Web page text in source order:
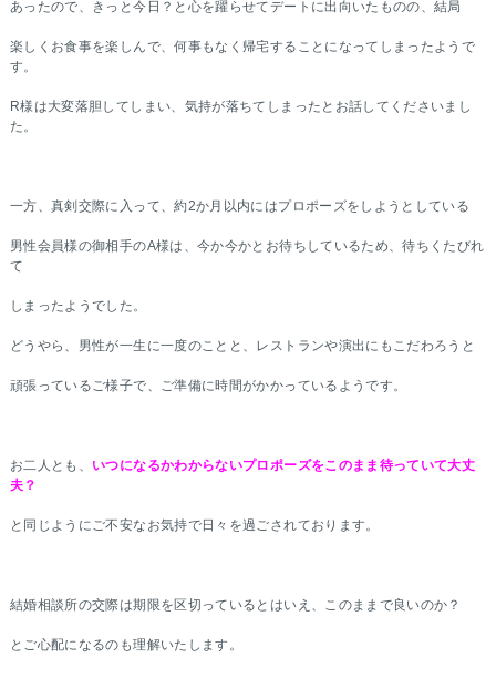
あったので、きっと今日？と心を躍らせてデートに出向いたものの、結局
楽しくお食事を楽しんで、何事もなく帰宅することになってしまったようで
す。
R様は大変落胆してしまい、気持が落ちてしまったとお話してくださいまし
た。
一方、真剣交際に入って、約2か月以内にはプロポーズをしようとしている
男性会員様の御相手のA様は、今か今かとお待ちしているため、待ちくたびれ
て
しまったようでした。
どうやら、男性が一生に一度のことと、レストランや演出にもこだわろうと
頑張っているご様子で、ご準備に時間がかかっているようです。
お二人とも、 いつになるかわからないプロポーズをこのまま待っていて大丈
夫？
と同じようにご不安なお気持で日々を過ごされております。
結婚相談所の交際は期限を区切っているとはいえ、このままで良いのか？
とご心配になるのも理解いたします。